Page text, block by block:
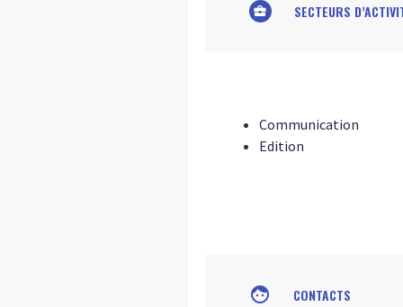
business_center SECTEURS
Communication
Edition
face CONTACTS